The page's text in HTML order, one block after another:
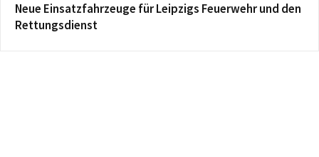
Neue Einsatzfahrzeuge für Leipzigs Feuerwehr und den
Rettungsdienst